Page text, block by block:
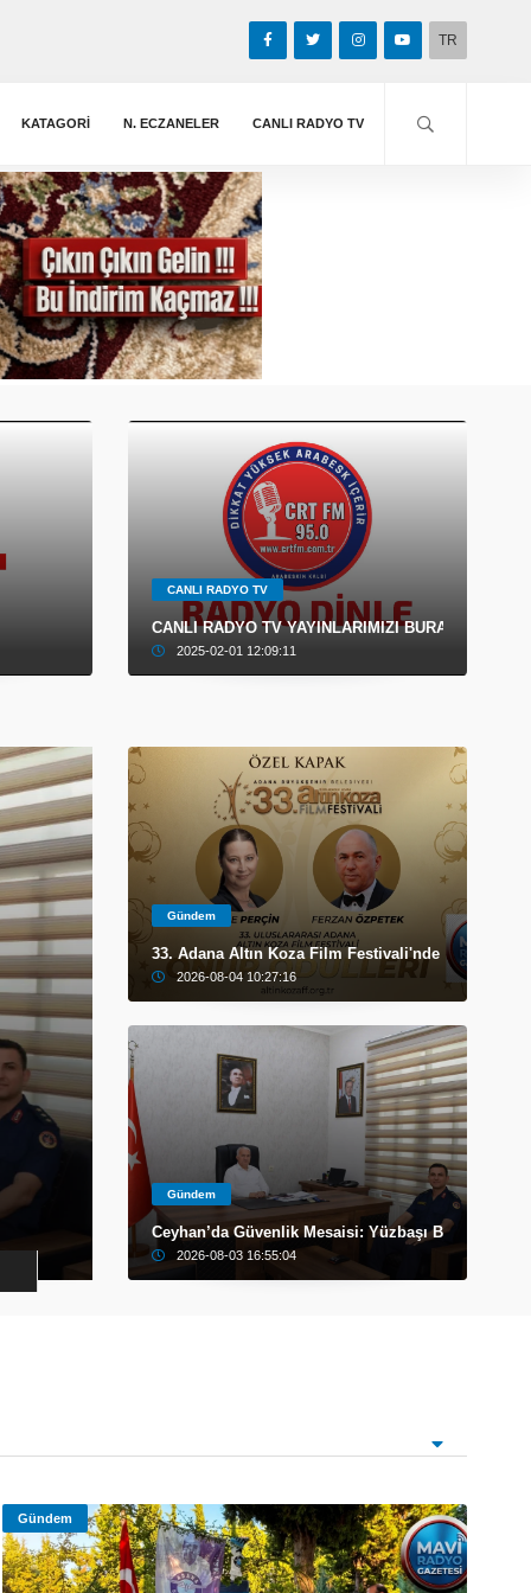
TR
KATAGORİ N. ECZANELER CANLI RADYO TV
CANLI RADYO TV
CANLI RADYO TV YAYINLARIMIZI BURADAN
2025-02-01 12:09:11
Samet Güdük mezarı başında
forma desteği
2026-07-31 11:12:12
Gündem
33. Adana Altın Koza Film Festivali'nde Onur
2026-08-04 10:27:16
Gündem
Ceyhan’da Güvenlik Mesaisi: Yüzbaşı Boztepe
2026-08-03 16:55:04
Gündem